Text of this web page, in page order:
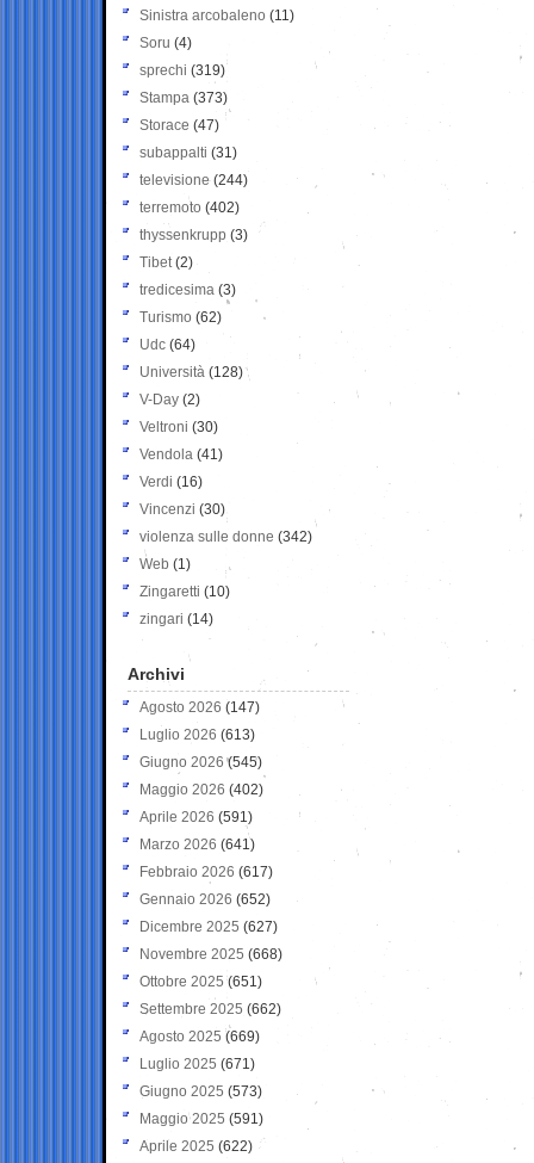
Sinistra arcobaleno (11)
Soru (4)
sprechi (319)
Stampa (373)
Storace (47)
subappalti (31)
televisione(244)
terremoto (402)
thyssenkrupp (3)
Tibet(2)
tredicesima (3)
Turismo (62)
Udc (64)
Università (128)
V-Day (2)
Veltroni (30)
Vendola (41)
Verdi (16)
Vincenzi (30)
violenza sulle donne (342)
Web (1)
Zingaretti (10)
zingari (14)
Archivi
Agosto 2026 (147)
Luglio 2026 (613)
Giugno 2026 (545)
Maggio 2026 (402)
Aprile 2026 (591)
Marzo 2026 (641)
Febbraio 2026 (617)
Gennaio 2026 (652)
Dicembre 2025 (627)
Novembre 2025 (668)
Ottobre 2025 (651)
Settembre 2025 (662)
Agosto 2025 (669)
Luglio 2025 (671)
Giugno 2025 (573)
Maggio 2025 (591)
Aprile 2025 (622)